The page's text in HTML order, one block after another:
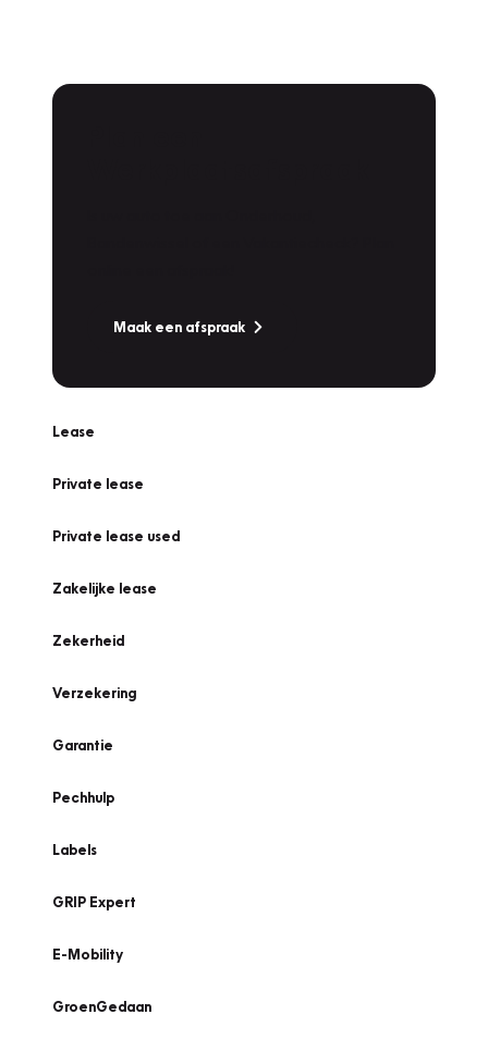
Maak een afspraak
Lease
Private lease
Private lease used
Zakelijke lease
Zekerheid
Verzekering
Garantie
Pechhulp
Labels
GRIP Expert
E-Mobility
GroenGedaan